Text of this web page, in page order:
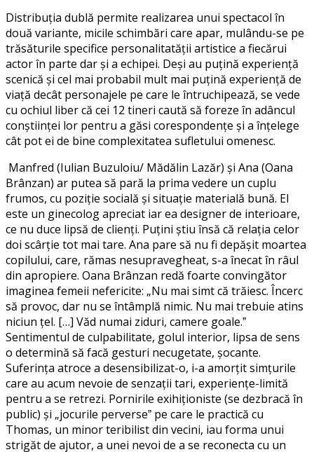
Distribuția dublă permite realizarea unui spectacol în
două variante, micile schimbări care apar, mulându-se pe
trăsăturile specifice personalitatății artistice a fiecărui
actor în parte dar și a echipei. Deși au puțină experiență
scenică și cel mai probabil mult mai puțină experiență de
viață decât personajele pe care le întruchipează, se vede
cu ochiul liber că cei 12 tineri caută să foreze în adâncul
conștiinței lor pentru a găsi corespondențe și a înțelege
cât pot ei de bine complexitatea sufletului omenesc.
Manfred (Iulian Buzuloiu/ Mădălin Lazăr) și Ana (Oana
Brânzan) ar putea să pară la prima vedere un cuplu
frumos, cu poziție socială și situație materială bună. El
este un ginecolog apreciat iar ea designer de interioare,
ce nu duce lipsă de clienți. Puțini știu însă că relația celor
doi scârție tot mai tare. Ana pare să nu fi depășit moartea
copilului, care, rămas nesupravegheat, s-a înecat în râul
din apropiere. Oana Brânzan redă foarte convingător
imaginea femeii nefericite: „Nu mai simt că trăiesc. Încerc
să provoc, dar nu se întâmplă nimic. Nu mai trebuie atins
niciun țel. […] Văd numai ziduri, camere goale.ˮ
Sentimentul de culpabilitate, golul interior, lipsa de sens
o determină să facă gesturi necugetate, șocante.
Suferința atroce a desensibilizat-o, i-a amorțit simțurile
care au acum nevoie de senzații tari, experiențe-limită
pentru a se retrezi. Pornirile exihiționiste (se dezbracă în
public) și „jocurile perverseˮ pe care le practică cu
Thomas, un minor teribilist din vecini, iau forma unui
strigăt de ajutor, a unei nevoi de a se reconecta cu un